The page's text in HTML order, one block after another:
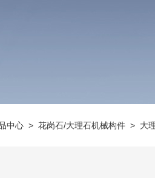
中心 > 花岗石/大理石机械构件 > 大